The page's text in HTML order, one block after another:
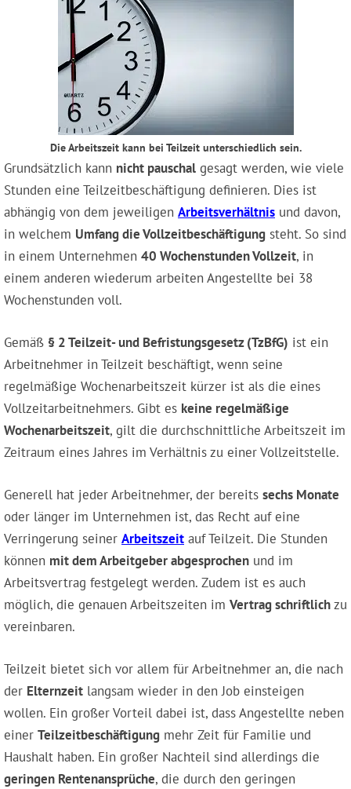
Die Arbeitszeit kann bei Teilzeit unterschiedlich sein.
Grundsätzlich kann nicht pauschal gesagt werden, wie viele
Stunden eine Teilzeitbeschäftigung definieren. Dies ist
abhängig von dem jeweiligen Arbeitsverhältnis und davon,
in welchem Umfang die Vollzeitbeschäftigung steht. So sind
in einem Unternehmen 40 Wochenstunden Vollzeit, in
einem anderen wiederum arbeiten Angestellte bei 38
Wochenstunden voll.
Gemäß § 2 Teilzeit- und Befristungsgesetz (TzBfG) ist ein
Arbeitnehmer in Teilzeit beschäftigt, wenn seine
regelmäßige Wochenarbeitszeit kürzer ist als die eines
Vollzeitarbeitnehmers. Gibt es keine regelmäßige
Wochenarbeitszeit, gilt die durchschnittliche Arbeitszeit im
Zeitraum eines Jahres im Verhältnis zu einer Vollzeitstelle.
Generell hat jeder Arbeitnehmer, der bereits sechs Monate
oder länger im Unternehmen ist, das Recht auf eine
Verringerung seiner Arbeitszeit auf Teilzeit. Die Stunden
können mit dem Arbeitgeber abgesprochen und im
Arbeitsvertrag festgelegt werden. Zudem ist es auch
möglich, die genauen Arbeitszeiten im Vertrag schriftlichzu
vereinbaren.
Teilzeit bietet sich vor allem für Arbeitnehmer an, die nach
der Elternzeit langsam wieder in den Job einsteigen
wollen. Ein großer Vorteil dabei ist, dass Angestellte neben
einer Teilzeitbeschäftigung mehr Zeit für Familie und
Haushalt haben. Ein großer Nachteil sind allerdings die
geringen Rentenansprüche, die durch den geringen